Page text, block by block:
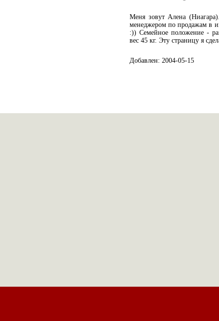
Меня зовут Алена
менеджером по продажам в
:)) Семейное положение -
вес 45 кг. Эту страницу я
Добавлен: 2004-05-15